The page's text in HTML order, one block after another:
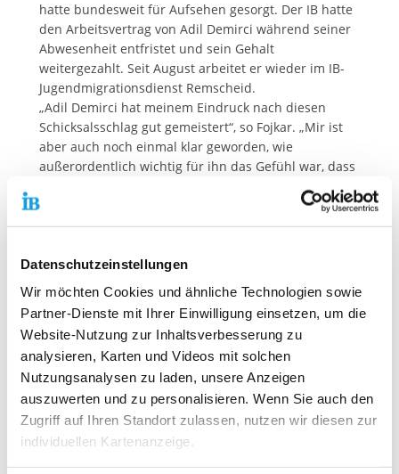
Datenschutzeinstellungen
Wir möchten Cookies und ähnliche Technologien sowie
Partner-Dienste mit Ihrer Einwilligung einsetzen, um die
Website-Nutzung zur Inhaltsverbesserung zu
analysieren, Karten und Videos mit solchen
Nutzungsanalysen zu laden, unsere Anzeigen
auszuwerten und zu personalisieren. Wenn Sie auch den
Zugriff auf Ihren Standort zulassen, nutzen wir diesen zur
individuellen Kartenanzeige.
hatte bundesweit für Aufsehen gesorgt. Der IB hatte
den Arbeitsvertrag von Adil Demirci während seiner
Abwesenheit entfristet und sein Gehalt
weitergezahlt. Seit August arbeitet er wieder im IB-
Jugendmigrationsdienst Remscheid.
„Adil Demirci hat meinem Eindruck nach diesen
Schicksalsschlag gut gemeistert“, so Fojkar. „Mir ist
aber auch noch einmal klar geworden, wie
außerordentlich wichtig für ihn das Gefühl war, dass
da in Deutschland jemand ist, der ihn unterstützt,
der auf ihn wartet und ihn nicht im Stich lässt. Das
hat mir gezeigt, wie richtig unsere Entscheidung war,
Zeit zur Seite zu stehen.“ Der IB helfe schon seit
seiner Gründung Menschen in Not, erinnerte Fojkar,
Mitarbeiter*innen geht.
Kontaktdaten unseres Presseteams
Dirk Altbürger